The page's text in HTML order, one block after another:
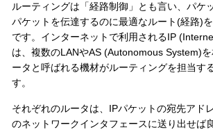
ルーティングは「経路制御」とも言い、パケ
パケットを伝達するのに最適なルート(経路)
です。インターネットで利用されるIP
は、複数のLANやAS (Autonomous System)
ータと呼ばれる機材がルーティングを担当す
す。
それぞれのルータは、IPパケットの宛先アド
のネットワークインタフェースに送り出せば